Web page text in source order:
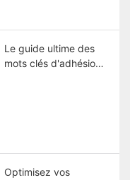
Le guide ultime des
mots clés d'adhésion :
Optimisez vos